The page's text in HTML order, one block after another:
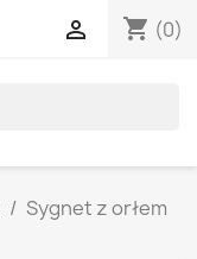
shopping_cart (0)

Sygnet z orłem